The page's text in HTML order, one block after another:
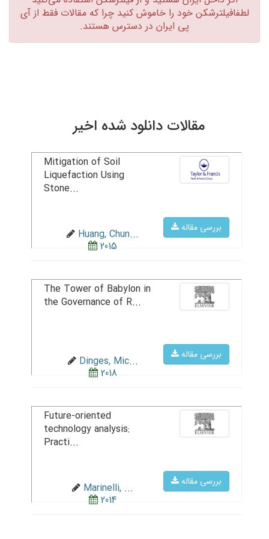
لطفافیلترشکن خود را خاموش کنید چرا که مقالات فقط از آی
پی ایران در دسترس هستند.‏
مقالات دانلود شده اخیر
بررسی مقاله
Mitigation of Soil
Liquefaction Using
Stone...
Huang, Chun...
2015
بررسی مقاله
The Tower of Babylon in
the Governance of R...
Dinges, Mic...
2018
بررسی مقاله
Future-oriented
technology analysis:
Practi...
Marinelli, ...
2014